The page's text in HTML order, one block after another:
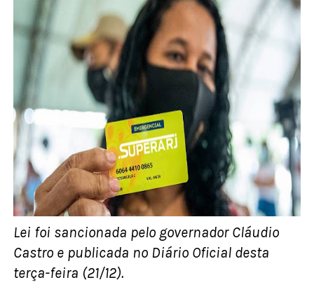
Lei foi sancionada pelo governador Cláudio
Castro e publicada no Diário Oficial desta
terça-feira (21/12).